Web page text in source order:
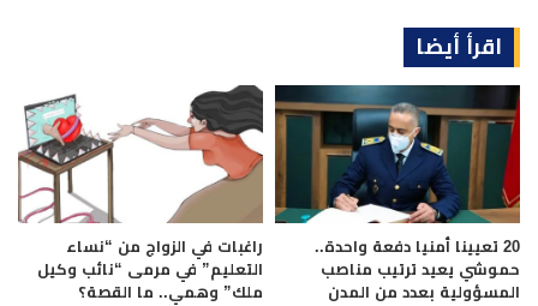
اقرأ أيضا
20 تعيينا أمنيا دفعة واحدة..
حموشي يعيد ترتيب مناصب
المسؤولية بعدد من المدن
راغبات في الزواج من “نساء
التعليم” في مرمى “نائب وكيل
ملك” وهمي.. ما القصة؟